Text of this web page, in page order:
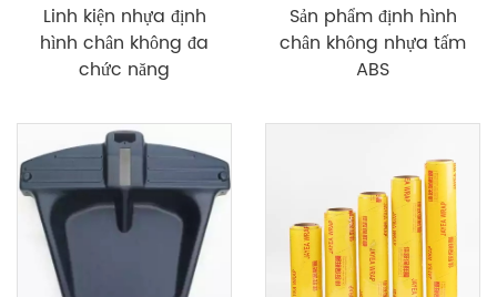
Linh kiện nhựa định
hình chân không đa
chức năng
Sản phẩm định hình
chân không nhựa tấm
ABS